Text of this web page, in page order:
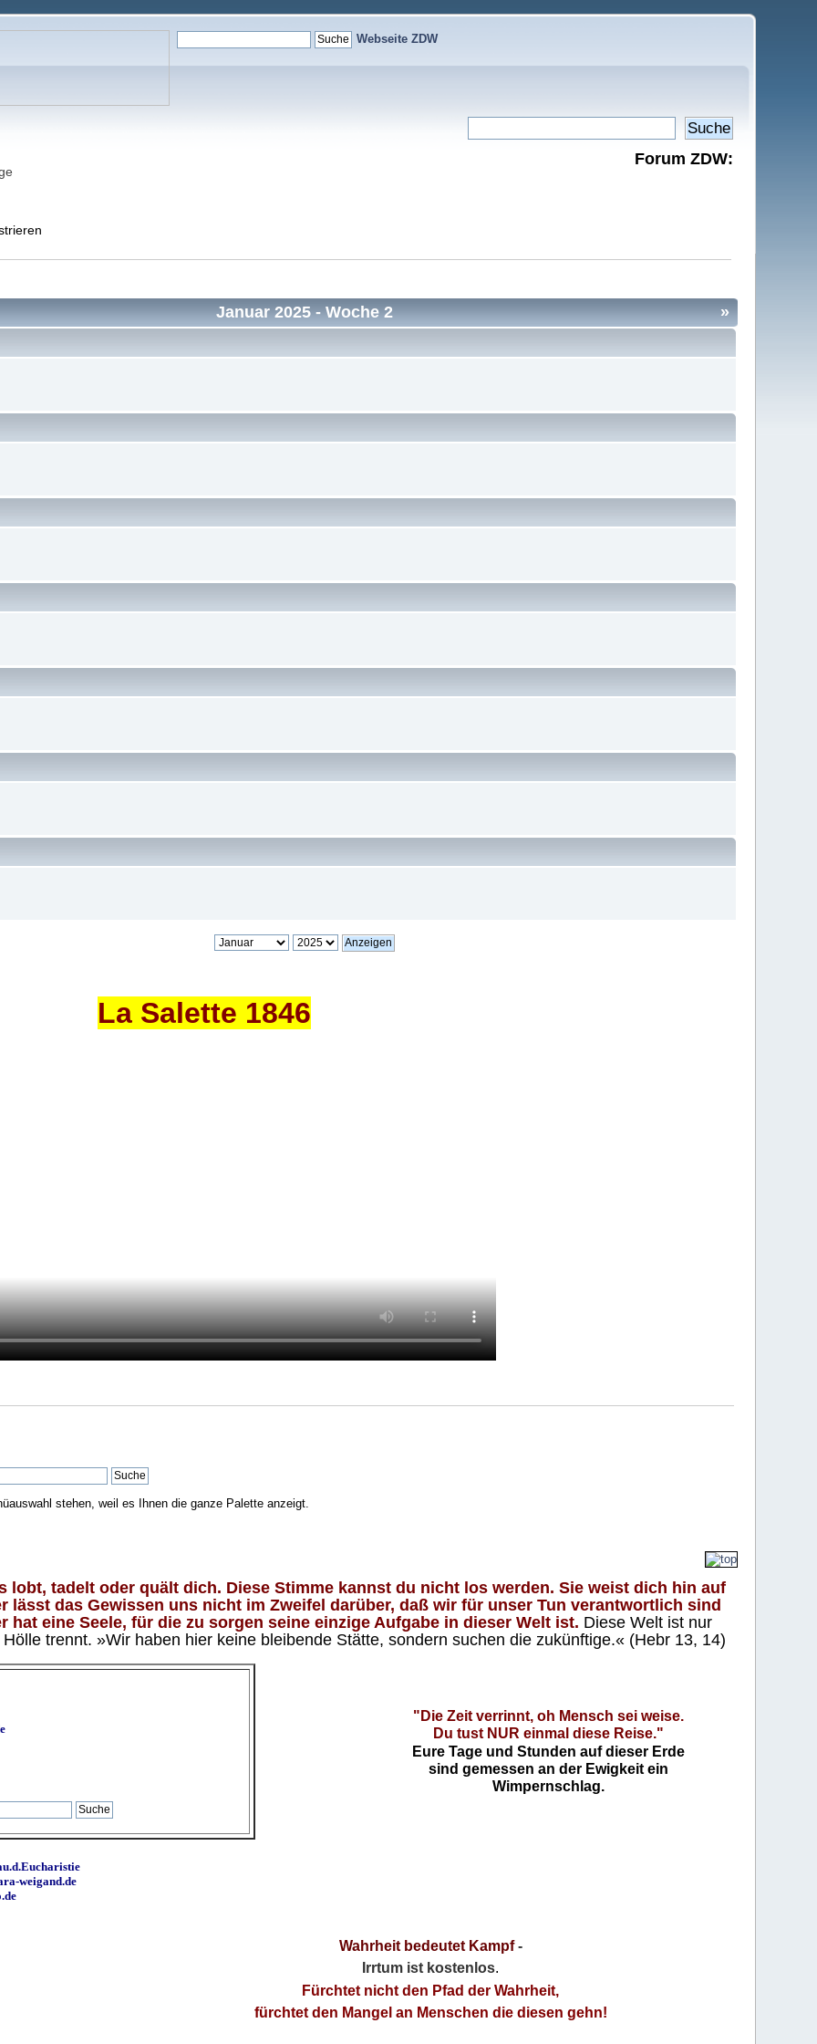
Webseite ZDW
Forum ZDW:
»
Januar 2025- Woche 2
La Salette 1846
stehen, weil es Ihnen die ganze Palette anzeigt.
lobt, tadelt oder quält dich. Diese Stimme kannst du nicht los werden. Sie weist dich hin auf
lässt das Gewissen uns nicht im Zweifel darüber, daß wir für unser Tun verantwortlich sind
eine Seele, für die zu sorgen seine einzige Aufgabe in dieser Welt ist. Diese Welt ist nur
trennt. »Wir haben hier keine bleibende Stätte, sondern suchen die zukünftige.« (Hebr 13, 14)
"Die Zeit verrinnt, oh Mensch sei weise.
Du tust NUR einmal diese Reise."
Eure Tage und Stunden auf dieser Erde
sind gemessen an der Ewigkeit ein
Wimpernschlag.
weigand.de
Wahrheit bedeutet Kampf-
Irrtum ist kostenlos.
Fürchtet nicht den Pfad der Wahrheit,
fürchtet den Mangel an Menschen die diesen gehn!